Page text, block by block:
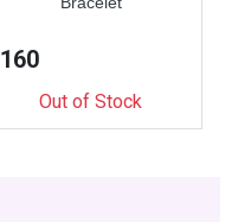
160
Out of Stock